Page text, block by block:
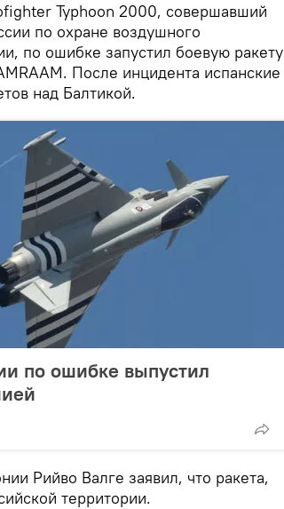
Typhoon 2000, совершавший
по охране воздушного
по ошибке запустил боевую ракету
После инцидента испанские
над Балтикой.
по ошибке выпустил
Рийво Валге заявил, что ракета,
территории.